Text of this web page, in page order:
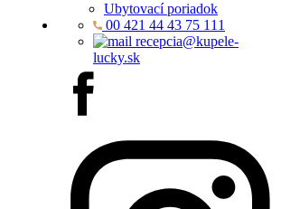
Ubytovací poriadok
00 421 44 43 75 111
recepcia@kupele-
lucky.sk